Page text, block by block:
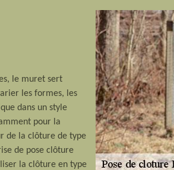
le muret sert
les formes, les
dans un style
pour la
de la clôture de type
de pose clôture
la clôture en type